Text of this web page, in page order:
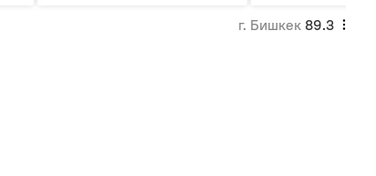
г. Бишкек 89.3